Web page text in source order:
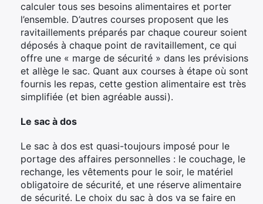
calculer tous ses besoins alimentaires et porter
l’ensemble. D’autres courses proposent que les
ravitaillements préparés par chaque coureur soient
déposés à chaque point de ravitaillement, ce qui
offre une « marge de sécurité » dans les prévisions
et allège le sac. Quant aux courses à étape où sont
fournis les repas, cette gestion alimentaire est très
simplifiée (et bien agréable aussi).
Le sac à dos
Le sac à dos est quasi-toujours imposé pour le
portage des affaires personnelles : le couchage, le
rechange, les vêtements pour le soir, le matériel
obligatoire de sécurité, et une réserve alimentaire
de sécurité. Le choix du sac à dos va se faire en